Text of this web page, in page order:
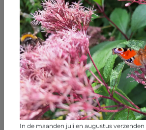
Afbeeldingengalerij overslaan
In de maanden juli en augustus